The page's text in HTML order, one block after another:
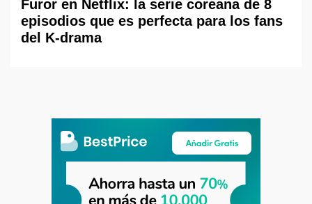
Furor en Netflix: la serie coreana de 8
episodios que es perfecta para los fans
del K-drama